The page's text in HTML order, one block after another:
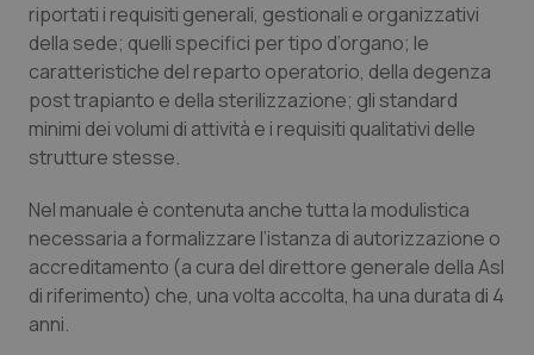
Sardegna
Sicilia
Toscana
Umbria
Valle D’Aosta
Veneto
Malattia di Crohn & Rettocolite Ulcerosa
Neuroscienze & patologie neurodegenerative
Obesità
Oftalmologia
Oncodermatologia
Oncoematologia
riportati i requisiti generali, gestionali e organizzativi
della sede; quelli specifici per tipo d’organo; le
caratteristiche del reparto operatorio, della degenza
post trapianto e della sterilizzazione; gli standard
minimi dei volumi di attività e i requisiti qualitativi delle
strutture stesse.
Nel manuale è contenuta anche tutta la modulistica
necessaria a formalizzare l’istanza di autorizzazione o
accreditamento (a cura del direttore generale della Asl
di riferimento) che, una volta accolta, ha una durata di 4
anni.